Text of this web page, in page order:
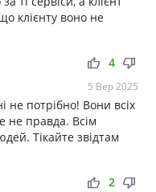
клієнту воно не
thumb_up thumb_down
4
5 Вер 2025
не потрібно! Вони всіх
не правда. Всім
Тікайте звідтам
thumb_up thumb_down
2